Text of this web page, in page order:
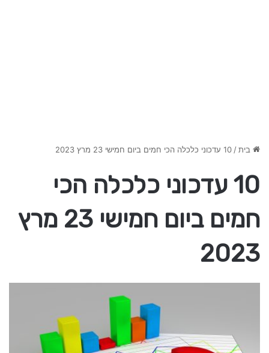
בית/10 עדכוני כלכלה הכי חמים ביום חמישי 23 מרץ 2023
10 עדכוני כלכלה הכי
חמים ביום חמישי 23 מרץ
2023